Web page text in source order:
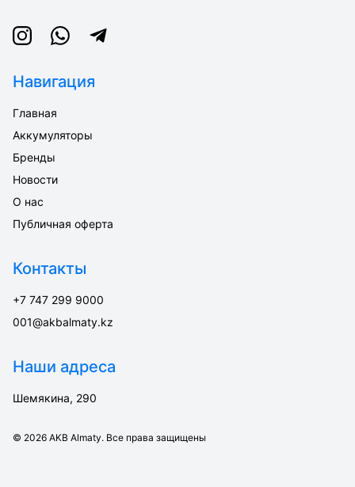
InstagramWhatsappTelegram
Навигация
Главная
Аккумуляторы
Бренды
Новости
О нас
Публичная оферта
Контакты
+7 747 299 9000
001@akbalmaty.kz
Наши адреса
Шемякина, 290
© 2026 AKB Almaty. Все права защищены